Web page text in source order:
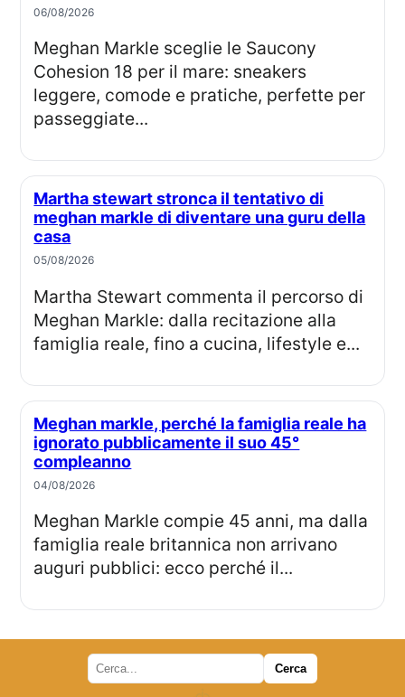
06/08/2026
Meghan Markle sceglie le Saucony
Cohesion 18 per il mare: sneakers
leggere, comode e pratiche, perfette per
passeggiate...
Martha stewart stronca il tentativo di
meghan markle di diventare una guru della
casa
05/08/2026
Martha Stewart commenta il percorso di
Meghan Markle: dalla recitazione alla
famiglia reale, fino a cucina, lifestyle e...
Meghan markle, perché la famiglia reale ha
ignorato pubblicamente il suo 45°
compleanno
04/08/2026
Meghan Markle compie 45 anni, ma dalla
famiglia reale britannica non arrivano
auguri pubblici: ecco perché il...